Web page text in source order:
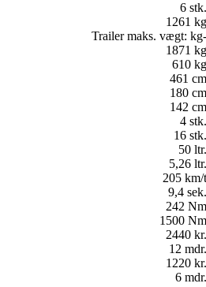
6 stk.
1261 kg
Trailer maks. vægt: -
kg
1871 kg
610 kg
461 cm
180 cm
142 cm
4 stk.
16 stk.
50 ltr.
5,26 ltr.
205 km/t
9,4 sek.
242 Nm
1500 Nm
2440 kr.
12 mdr.
1220 kr.
6 mdr.